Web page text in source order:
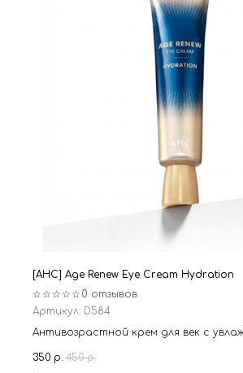
[AHC] Age Renew Eye Cream Hydration
☆☆☆☆☆ 0 отзывов
Артикул: D584
Антивозрастной крем для век с
350 р. 450 р.